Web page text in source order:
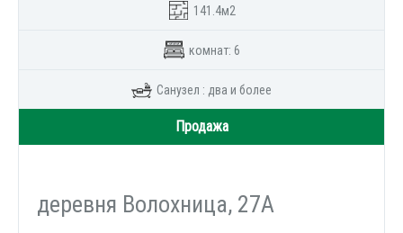
141.4м2
комнат: 6
Санузел : два и более
Продажа
деревня Волохница, 27А